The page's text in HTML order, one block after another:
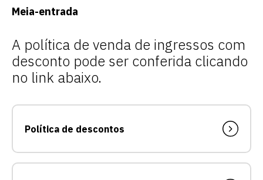
Meia-entrada
A política de venda de ingressos com
desconto pode ser conferida clicando
no link abaixo.
Política de descontos